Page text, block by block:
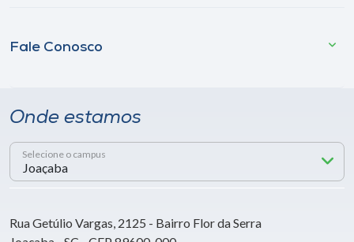
Fale Conosco
Onde estamos
Selecione o campus
Rua Getúlio Vargas, 2125 - Bairro Flor da Serra